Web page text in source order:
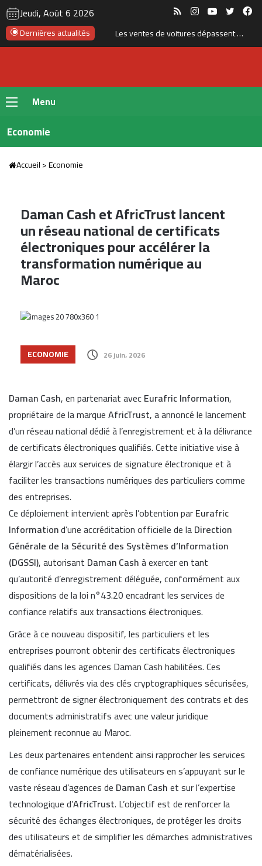
Jeudi, Août 6 2026 RSS InstagramYouTube
Dernières actualités
Menu
Economie
Accueil>Economie
Daman Cash et AfricTrust lancent
un réseau national de certificats
électroniques pour accélérer la
transformation numérique au
Maroc
ECONOMIE 26 juin، 2026
Daman Cash, en partenariat avecEurafric Information,
propriétaire de la marqueAfricTrust, a annoncé le lancement
d’un réseau national dédié à l’enregistrement et à la délivrance
de certificats électroniques qualifiés. Cette initiative vise à
élargir l’accès aux services de signature électronique et à
faciliter les transactions numériques des particuliers comme
des entreprises.
Ce déploiement intervient après l’obtention parEurafric
Informationd’une accréditation officielle de laDirection
Générale de la Sécurité des Systèmes d’Information
(DGSSI), autorisant Daman Cashà exercer en tant
qu’autorité d’enregistrement déléguée, conformément aux
dispositions de la loi n°43.20 encadrant les services de
confiance relatifs aux transactions électroniques.
Grâce à ce nouveau dispositif, les particuliers et les
entreprises pourront obtenir des certificats électroniques
qualifiés dans les agences Daman Cash habilitées. Ces
certificats, délivrés via des clés cryptographiques sécurisées,
permettront de signer électroniquement des contrats et des
documents administratifs avec une valeur juridique
pleinement reconnue au Maroc.
Les deux partenaires entendent ainsi rapprocher les services
de confiance numérique des utilisateurs en s’appuyant sur le
vaste réseau d’agences de Daman Cashet sur l’expertise
technologique d’AfricTrust. L’objectif est de renforcer la
sécurité des échanges électroniques, de protéger les droits
des utilisateurs et de simplifier les démarches administratives
dématérialisées.